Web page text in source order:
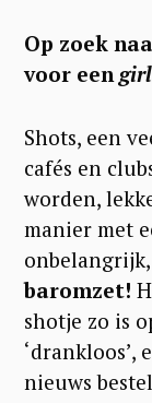
Op zoek
voor een
Shots, een
cafés en
worden,
manier met
baromzet!
shotje zo is
nieuws